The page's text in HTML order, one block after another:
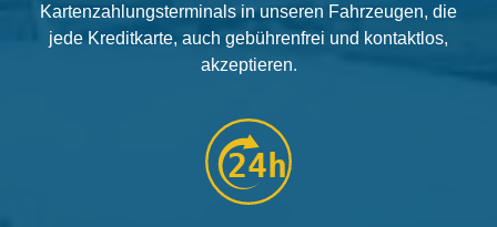
Kartenzahlungsterminals in unseren Fahrzeugen, die
jede Kreditkarte, auch gebührenfrei und kontaktlos,
akzeptieren.
24h